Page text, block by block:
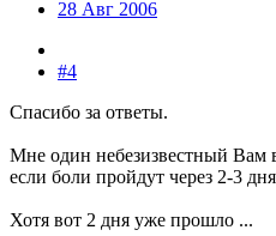
28 Авг 2006
#4
Спасибо за ответы.
Мне один небезизвестный Вам
если боли пройдут через 2-3
Хотя вот 2 дня уже прошло ...